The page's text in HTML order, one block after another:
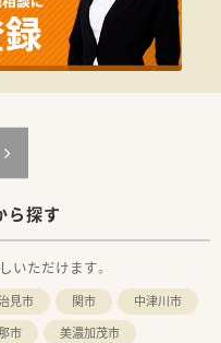
展開中！
ながら店舗運営を行っていま
んど。
る企業です。
ら探す
いただけます。
見市 関市
中津川市
市
美濃加茂市